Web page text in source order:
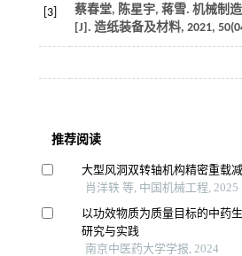
[3]
蔡春堂, 陈星宇, 蒋雪. 机械制
[J]. 造纸装备及材料, 2021, 50